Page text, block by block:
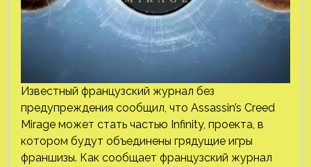
Известный французский журнал без
предупреждения сообщил, что Assassin’s Creed
Mirage может стать частью Infinity, проекта, в
котором будут объединены грядущие игры
франшизы. Как сообщает французский журнал